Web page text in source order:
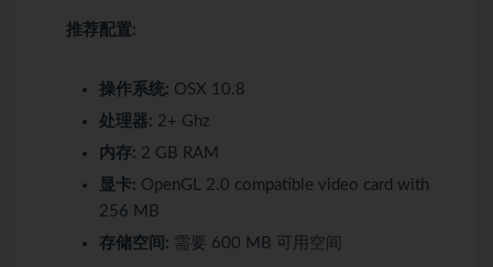
推荐配置:
操作系统: OSX 10.8
处理器: 2+ Ghz
内存: 2 GB RAM
显卡: OpenGL 2.0 compatible video card with
256 MB
存储空间: 需要 600 MB 可用空间